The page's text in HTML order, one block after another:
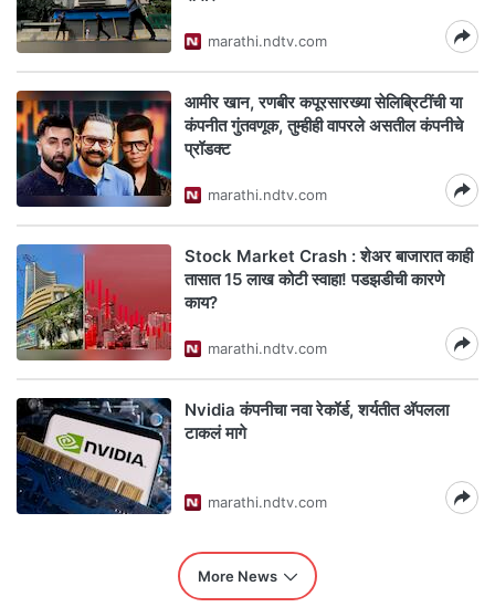
marathi.ndtv.com
आमीर खान, रणबीर कपूरसारख्या सेलिब्रिटींची या
कंपनीत गुंतवणूक, तुम्हीही वापरले असतील कंपनीचे
प्रॉडक्ट
marathi.ndtv.com
Stock Market Crash : शेअर बाजारात काही
तासात 15 लाख कोटी स्वाहा! पडझडीची कारणे
काय?
marathi.ndtv.com
Nvidia कंपनीचा नवा रेकॉर्ड, शर्यतीत अ‍ॅपलला
टाकलं मागे
marathi.ndtv.com
More News